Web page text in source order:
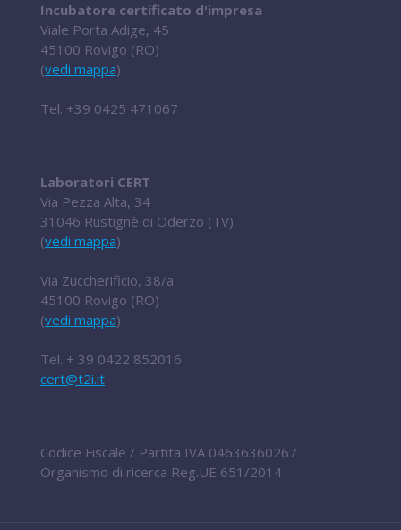
Incubatore certificato d'impresa
Viale Porta Adige, 45
45100 Rovigo (RO)
(vedi mappa)
Tel. +39 0425 471067
Laboratori CERT
Via Pezza Alta, 34
31046 Rustignè di Oderzo (TV)
(vedi mappa)
Via Zuccherificio, 38/a
45100 Rovigo (RO)
(vedi mappa)
Tel. + 39 0422 852016
cert@t2i.it
Codice Fiscale / Partita IVA 04636360267
Organismo di ricerca Reg.UE 651/2014